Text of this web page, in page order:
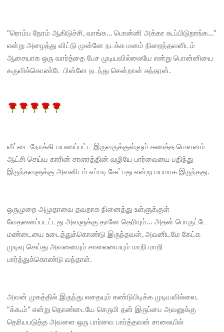
"ரொம்ப நேரம் ஆகிடுச்சி, வாங்க… பொன்னி அக்கா கூப்பிடுறாங்க…"
என்று அழைத்து விட்டு முன்னே நடக்க மனம் நிறைந்தவளிடம்
ஆசையாக ஒரு வார்த்தை பேச முடியவில்லையே என்று பொன்னியை
கருவிக்கொண்டே பின்னே நடந்து சென்றான் சுந்தரன்.
வீட்டை நோக்கி பயணப்பட்ட இருவருக்குள்ளும் கணத்த மௌனம்
ஆட்சி செய்ய காரின் சாளரத்தின் வழியே பார்வையை பதிந்து
இருந்தவளுக்கு அவனிடம் எப்படி கேட்பது என்று பயமாக இருந்தது.
ஒருமுறை அமுதாவை தவறாக நினைத்து உள்ளுக்குள்
வேதனைப்படட்டது அவளுக்கு தானே தெரியும்... அதன் பொருட்டே
மண்டையை உடைத்துக்கொண்டு இருந்தவள், அவனிடமே கேட்க
முடிவு செய்து அவனையும் சாலையையும் மாறி மாறி
பார்த்துக்கொண்டு வந்தாள்.
அவன் முகத்தில் இருந்து எதையும் கண்டுபிடிக்க முடியவில்லை,
"க்கூம்" என்று தொண்டையே செருமி தன் இருப்பை அவனுக்கு
தெரியபடுத்த அவளை ஒரு பார்வை பார்த்தவன் சாலையில்